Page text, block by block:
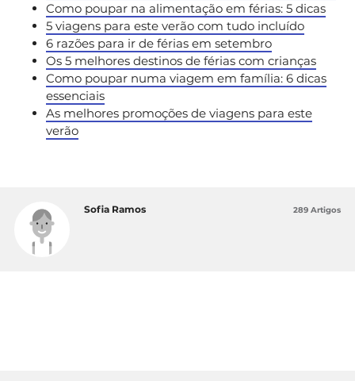
Como poupar na alimentação em férias: 5 dicas
5 viagens para este verão com tudo incluído
6 razões para ir de férias em setembro
Os 5 melhores destinos de férias com crianças
Como poupar numa viagem em família: 6 dicas
essenciais
As melhores promoções de viagens para este
verão
Sofia Ramos 289 Artigos